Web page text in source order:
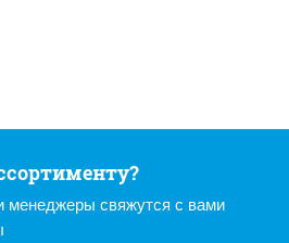
менеджеры свяжутся с вами